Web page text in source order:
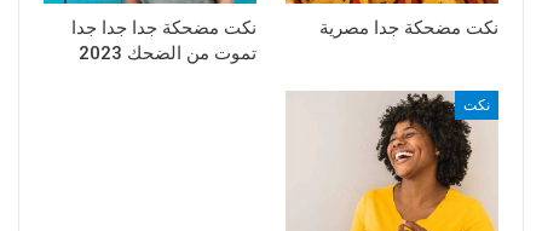
نكت مضحكة جدا مصرية
نكت مضحكة جدا جدا جدا
تموت من الضحك 2023
نكت